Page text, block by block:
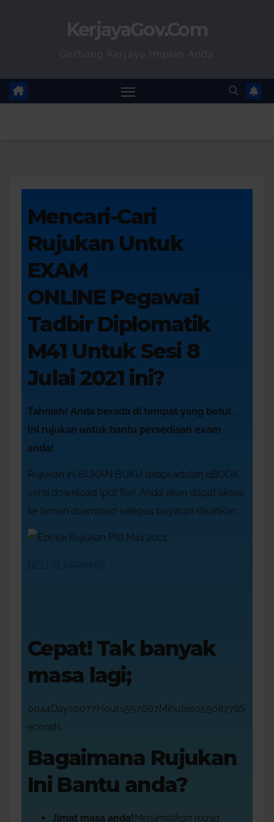
KerjayaGov.Com
Gerbang Kerjaya Impian Anda
Mencari-Cari
Rujukan Untuk
EXAM
ONLINE Pegawai
Tadbir Diplomatik
M41 Untuk Sesi 8
Julai 2021 ini?
Tahniah! Anda berada di tempat yang betul.
Ini rujukan untuk bantu persediaan exam
anda!
Rujukan ini BUKAN BUKU tetapi adalah eBOOK
versi download (pdf file). Anda akan dapat akses
ke laman download selepas bayaran disahkan
Cepat! Tak banyak
masa lagi;
0044Days0077Hours557667Minutes05508778S
econds
Bagaimana Rujukan
Ini Bantu anda?
Jimat masa anda!Menjimatkan masa